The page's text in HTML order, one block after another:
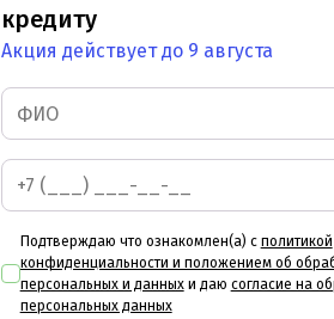
кредиту
Акция действует до 9 августа
Подтверждаю что ознакомлен(а) с политикой
конфиденциальности и положением об
персональных и данныхи даю согласие на
персональных данных